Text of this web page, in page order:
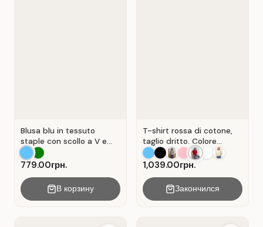
Blusa blu in tessuto
staple con scollo a V e
senza maniche . Blu.
779.00грн.
В корзину
T-shirt rossa di cotone,
taglio dritto. Colore
Rosso.
1,039.00грн.
Закончился